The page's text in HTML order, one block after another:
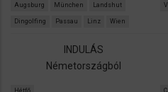
Augsburg München Landshut
Dingolfing Passau Linz Wien
INDULÁS
Németországból
Hétfő